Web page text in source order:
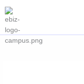
to
content